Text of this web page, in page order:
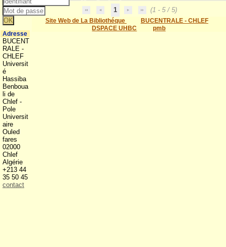
1
(1 - 5 / 5)
Site Web de La Bibliothéque
BUCENTRALE - CHLEF
DSPACE UHBC
pmb
Adresse
BUCENT
RALE -
CHLEF
Universit
é
Hassiba
Benboua
li de
Chlef -
Pole
Universit
aire
Ouled
fares
02000
Chlef
Algérie
+213 44
35 50 45
contact